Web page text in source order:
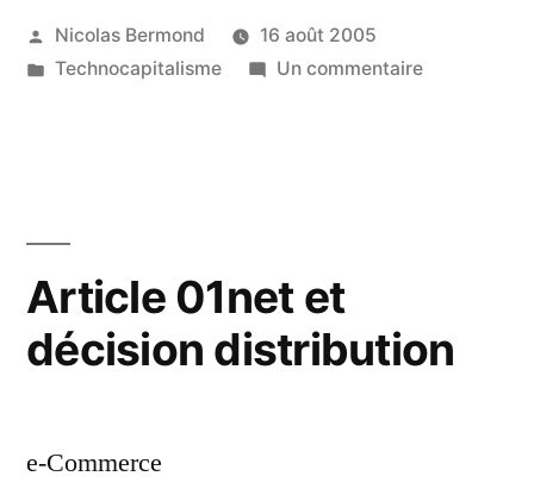
Publié
par
Nicolas Bermond
16 août 2005
Publié
Technocapitalisme Un commentairesur
pas
Article 01net et
décision distribution
e-Commerce